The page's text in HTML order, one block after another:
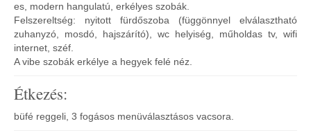
es, modern hangulatú, erkélyes szobák.
Felszereltség: nyitott fürdőszoba (függönnyel elválasztható
zuhanyzó, mosdó, hajszárító), wc helyiség, műholdas tv, wifi
internet, széf.
A vibe szobák erkélye a hegyek felé néz.
Étkezés:
büfé reggeli, 3 fogásos menüválasztásos vacsora.